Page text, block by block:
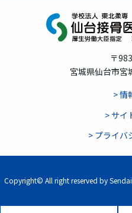
〒
宮城県仙台市
> 情
> サイ
> プライバ
Copyright© All right reserved by